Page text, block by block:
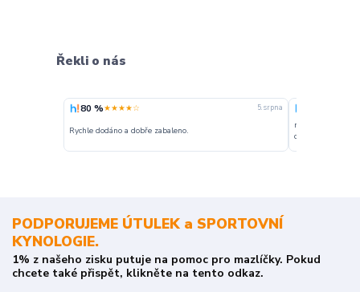
Řekli o nás
80 %★★★★☆ 5. srpna
Rychle dodáno a dobře zabaleno.
nakupuji
o stavu
PODPORUJEME ÚTULEK a SPORTOVNÍ
KYNOLOGIE.
1% z našeho zisku putuje na pomoc pro mazlíčky. Pokud
chcete také přispět, klikněte na tento odkaz.